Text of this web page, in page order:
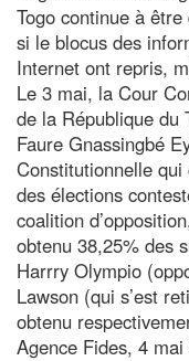
Togo continue à
si le blocus des
Internet ont repris,
Le 3 mai, la Cour
de la République du
Faure Gnassingbé
Constitutionnelle
des élections
coalition
obtenu 38,25% des
Harrry Olympio
Lawson (qui s’est
obtenu
Agence Fides, 4